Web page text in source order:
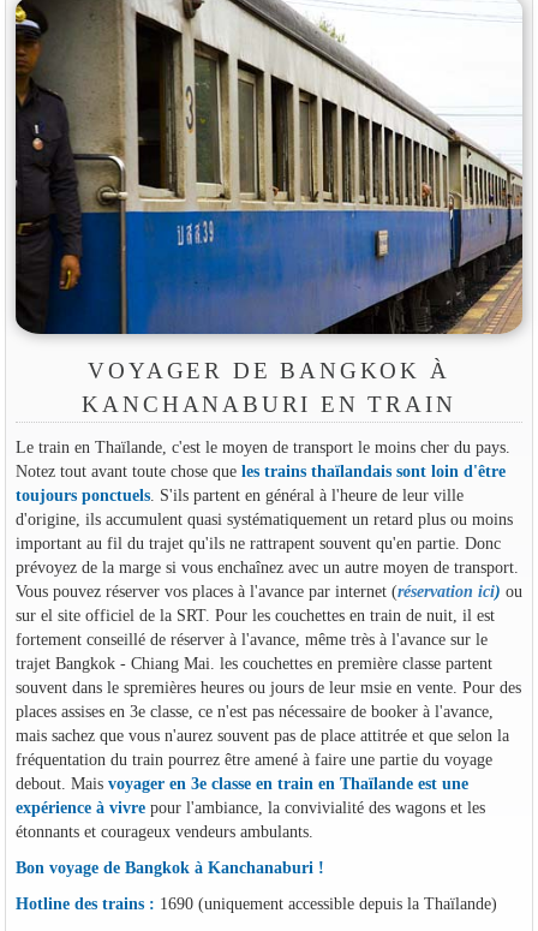
VOYAGER DE BANGKOK À
KANCHANABURI EN TRAIN
Le train en Thaïlande, c'est le moyen de transport le moins cher du pays.
Notez tout avant toute chose que les trains thaïlandais sont loin d'être
toujours ponctuels. S'ils partent en général à l'heure de leur ville
d'origine, ils accumulent quasi systématiquement un retard plus ou moins
important au fil du trajet qu'ils ne rattrapent souvent qu'en partie. Donc
prévoyez de la marge si vous enchaînez avec un autre moyen de transport.
Vous pouvez réserver vos places à l'avance par internet (réservation ici) ou
sur el site officiel de la SRT. Pour les couchettes en train de nuit, il est
fortement conseillé de réserver à l'avance, même très à l'avance sur le
trajet Bangkok - Chiang Mai. les couchettes en première classe partent
souvent dans le spremières heures ou jours de leur msie en vente. Pour des
places assises en 3e classe, ce n'est pas nécessaire de booker à l'avance,
mais sachez que vous n'aurez souvent pas de place attitrée et que selon la
fréquentation du train pourrez être amené à faire une partie du voyage
debout. Mais voyager en 3e classe en train en Thaïlande est une
expérience à vivrepour l'ambiance, la convivialité des wagons et les
étonnants et courageux vendeurs ambulants.
Bon voyage de Bangkok à Kanchanaburi !
Hotline des trains : 1690 (uniquement accessible depuis la Thaïlande)